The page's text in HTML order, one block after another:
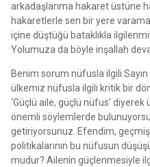
arkadaşlarıma hakaret üstüne
hakaretlerle sen bir yere
içine düştüğü bataklıkla
Yolumuza da böyle inşallah
Benim sorum nüfusla ilgili
ülkemiz nüfusla ilgili kritik bir
‘Güçlü aile, güçlü nüfus’ diyerek
önemli söylemlerde
getiriyorsunuz. Efendim,
politikalarının bu nüfusun
mudur? Ailenin güçlenmesiyle